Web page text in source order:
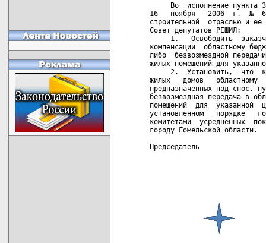
Во  исполнение пункта
16   ноября   2006  г.  №
строительной  отраслью и ее
Совет депутатов РЕШИЛ:
1.   Освободить
компенсации  областному
либо  безвозмездной
жилых помещений для
2.  Установить,  что
жилых   домов   областному
предназначенных под снос,
безвозмездная передача в
помещений  для  указанной
установленном   порядке
комитетами  усредненных
городу Гомельской области.
Председатель